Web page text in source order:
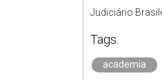
Judiciário
Tags:
academia